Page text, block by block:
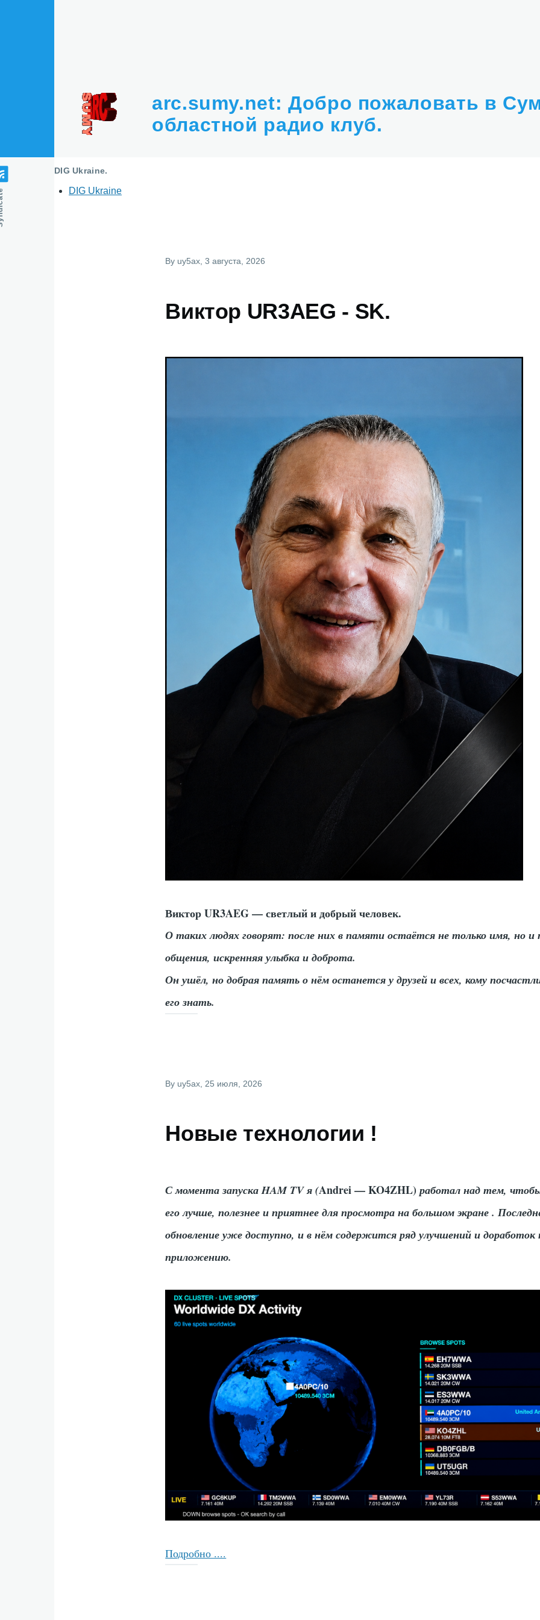
arc.sumy.net: Добро пожаловать в
областной радио клуб.
DIG Ukraine.
DIG Ukraine
By uy5ax, 3 августа, 2026
Виктор UR3AEG - SK.
Виктор UR3AEG — светлый и добрый человек.
О таких людях говорят: после них в памяти остаётся не только имя, но и
общения, искренняя улыбка и доброта.
Он ушёл, но добрая память о нём останется у друзей и всех, кому
его знать.
By uy5ax , 25 июля, 2026
Новые технологии !
С момента запуска HAM TV я (Andrei — KO4ZHL)работал над тем,
его лучше, полезнее и приятнее для просмотра на большом экране .
обновление уже доступно, и в нём содержится ряд улучшений и доработок
приложению.
Подробно ....